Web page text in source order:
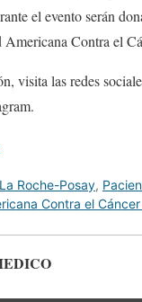
el evento serán
Americana Contra el
visita las redes
La Roche-Posay,
Contra el